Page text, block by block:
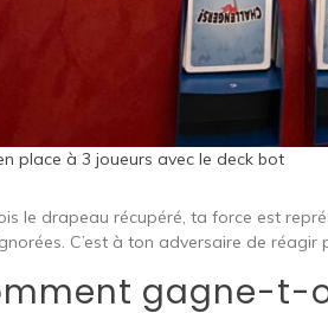
place à 3 joueurs avec le deck bot
le drapeau récupéré, ta force est
C’est à ton adversaire de réagir
gagne-t-